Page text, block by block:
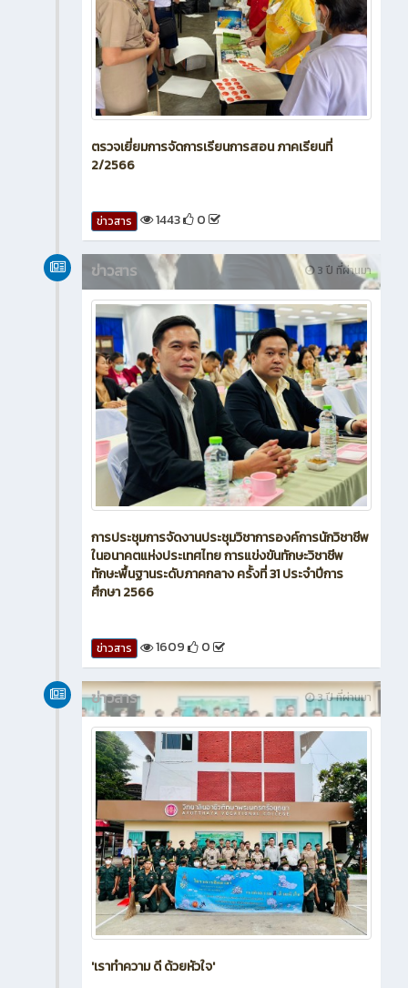
ตรวจเยี่ยมการจัดการเรียนการสอน ภาคเรียนที่
2/2566
ข่าวสาร 1443 0
3 ปี ที่ผ่านมา
ข่าวสาร
การประชุมการจัดงานประชุมวิชาการองค์การนักวิชาชีพ
ในอนาคตแห่งประเทศไทย การแข่งขันทักษะวิชาชีพ
ทักษะพื้นฐานระดับภาคกลาง ครั้งที่ 31 ประจำปีการ
ศึกษา 2566
ข่าวสาร 1609 0
3 ปี ที่ผ่านมา
ข่าวสาร
'เราทำความ ดี ด้วยหัวใจ'